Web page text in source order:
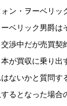
ン・ヲーベリッ
ベリック男爵は
渉中だが売買契
が買収に乗り出
ないかと質問す
るとなった場合